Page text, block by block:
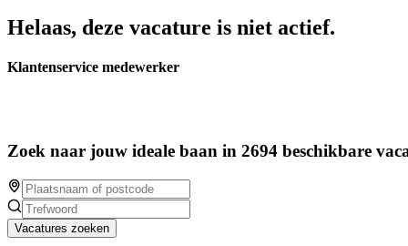
Helaas, deze vacature is niet actief.
Klantenservice medewerker
Zoek naar jouw ideale baan in 2694 beschikbare
Vacatures zoeken